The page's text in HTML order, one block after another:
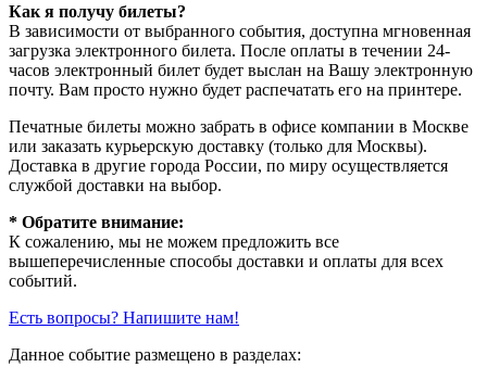
Как я получу билеты?
В зависимости от выбранного события, доступна мгновенная
загрузка электронного билета. После оплаты в течении 24-
часов электронный билет будет выслан на Вашу электронную
почту. Вам просто нужно будет распечатать его на принтере.
Печатные билеты можно забрать в офисе компании в Москве
или заказать курьерскую доставку (только для Москвы).
Доставка в другие города России, по миру осуществляется
службой доставки на выбор.
* Обратите внимание:
К сожалению, мы не можем предложить все
вышеперечисленные способы доставки и оплаты для всех
событий.
Есть вопросы? Напишите нам!
Данное событие размещено в разделах: